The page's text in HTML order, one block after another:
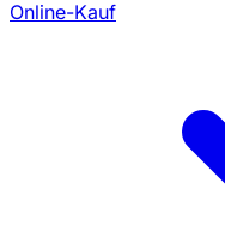
Online-Kauf